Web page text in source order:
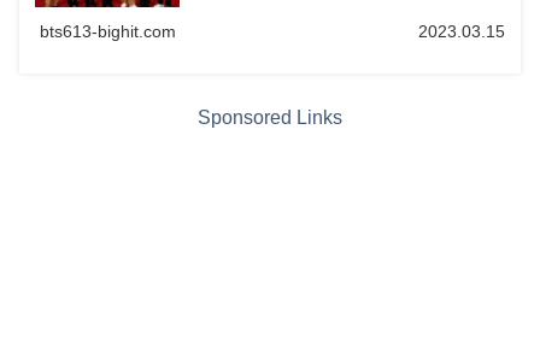
bts613-bighit.com 2023.03.15
Sponsored Links